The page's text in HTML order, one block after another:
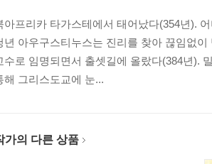
. 그리스도께서는 우리의 죄를 용서하심으
. 교회에 주신 열쇠 43
. 몸과 영혼의 죽음과 부활 43
. 정죄에 이르는 부활 45
. 자기와 자기 몸을 사랑하라고 명령할 필요
. 자기의 육신을 학대하는 사람도 그 육신
아프리카 타가스테에서 태어났다(354년).
년 아우구스티누스는 진리를 찾아 끊임없
수로 임명되면서 출셋길에 올랐다(384년).
해 그리스도교에 눈...
가의 다른 상품